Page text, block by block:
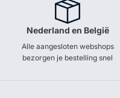
Nederland en België
Alle aangesloten webshops
bezorgen je bestelling snel